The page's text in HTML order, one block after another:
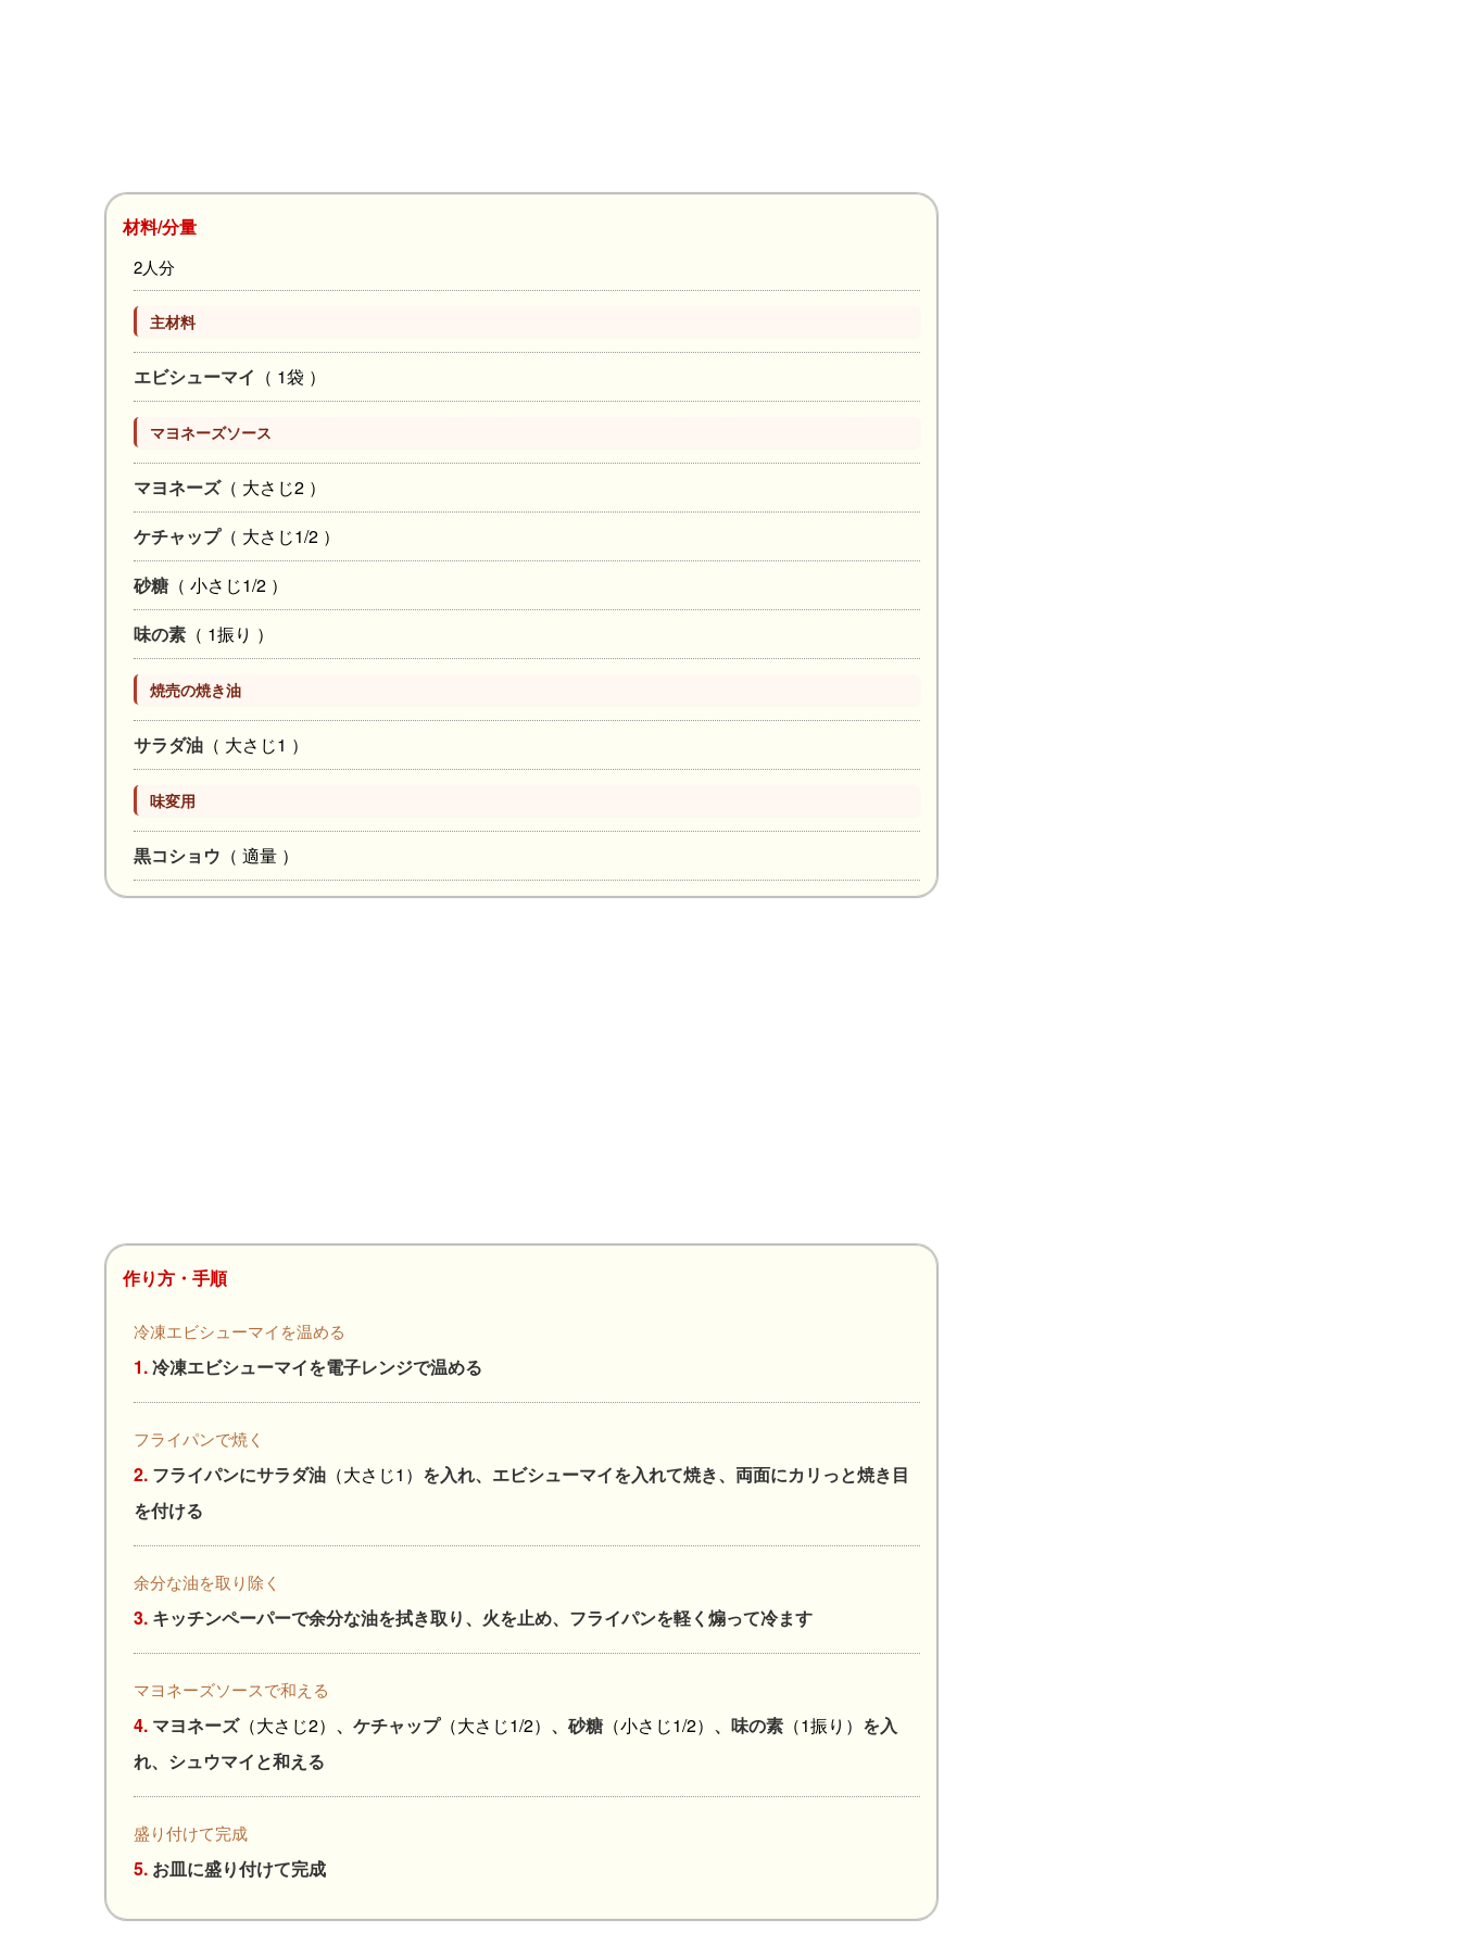
材料/分量
2人分
主材料
エビシューマイ （ 1袋 ）
マヨネーズソース
マヨネーズ（ 大さじ2 ）
ケチャップ（ 大さじ1/2 ）
砂糖（ 小さじ1/2 ）
味の素（ 1振り ）
焼売の焼き油
サラダ油（ 大さじ1 ）
味変用
黒コショウ （ 適量 ）
作り方・手順
冷凍エビシューマイを温める
1.冷凍エビシューマイを電子レンジで温める
フライパンで焼く
2. フライパンにサラダ油（大さじ1） を入れ、エビシューマイを入れて焼き、両面にカリっと焼き目
を付ける
余分な油を取り除く
3. キッチンペーパーで余分な油を拭き取り、火を止め、フライパンを軽く煽って冷ます
マヨネーズソースで和える
4. マヨネーズ（大さじ2） 、ケチャップ（大さじ1/2） 、砂糖（小さじ1/2） 、味の素（1振り） を入
れ、シュウマイと和える
盛り付けて完成
5. お皿に盛り付けて完成